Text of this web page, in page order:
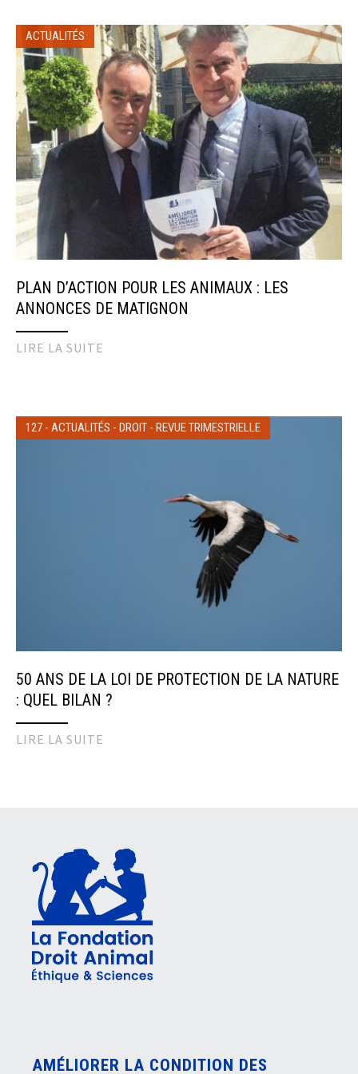
ACTUALITÉS
PLAN D’ACTION POUR LES ANIMAUX : LES
ANNONCES DE MATIGNON
LIRE LA SUITE
127 - ACTUALITÉS - DROIT - REVUE TRIMESTRIELLE
50 ANS DE LA LOI DE PROTECTION DE LA NATURE
: QUEL BILAN ?
LIRE LA SUITE
AMÉLIORER LA CONDITION DES